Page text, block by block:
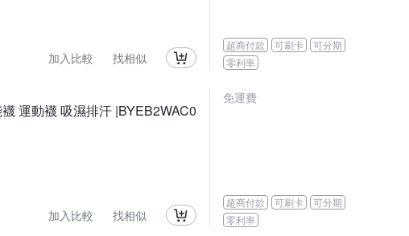
加入比較 找相似
超商付款 可刷卡
可分期
零利率
運動襪 吸濕排汗 |BYEB2WAC0
加入比較 找相似
免運費
超商付款 可刷卡
可分期
零利率